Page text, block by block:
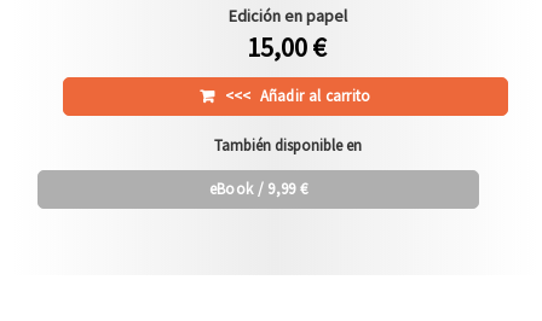
Edición en papel
15,00 €
<<< Añadir al carrito
También disponible en
eBook/ 9,99 €